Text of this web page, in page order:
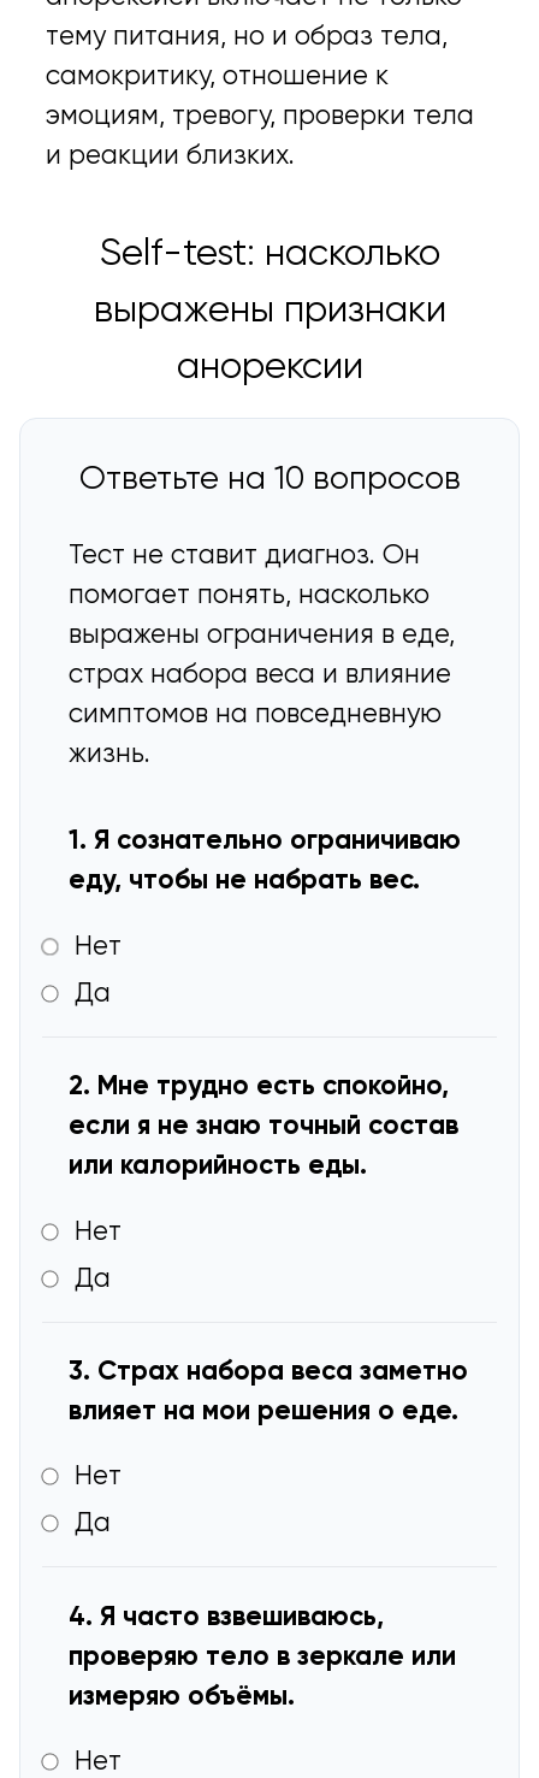
тему питания, но и образ тела,
самокритику, отношение к
эмоциям, тревогу, проверки тела
и реакции близких.
Self-test: насколько
выражены признаки
анорексии
Ответьте на 10 вопросов
Тест не ставит диагноз. Он
помогает понять, насколько
выражены ограничения в еде,
страх набора веса и влияние
симптомов на повседневную
жизнь.
1. Я сознательно ограничиваю
еду, чтобы не набрать вес.
Нет
Да
2. Мне трудно есть спокойно,
если я не знаю точный состав
или калорийность еды.
Нет
Да
3. Страх набора веса заметно
влияет на мои решения о еде.
Нет
Да
4. Я часто взвешиваюсь,
проверяю тело в зеркале или
измеряю объёмы.
Нет